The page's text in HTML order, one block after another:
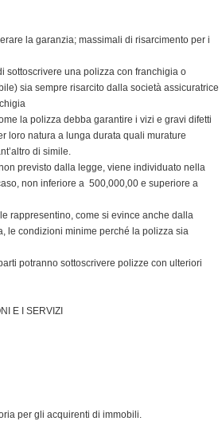
la garanzia; massimali di risarcimento per i
sottoscrivere una polizza con franchigia o
sia sempre risarcito dalla società assicuratrice
la polizza debba garantire i vizi e gravi difetti
loro natura a lunga durata quali murature
di simile.
previsto dalla legge, viene individuato nella
non inferiore a  500,000,00 e superiore a 
rappresentino, come si evince anche dalla
le condizioni minime perché la polizza sia
potranno sottoscrivere polizze con ulteriori
E I SERVIZI
per gli acquirenti di immobili.